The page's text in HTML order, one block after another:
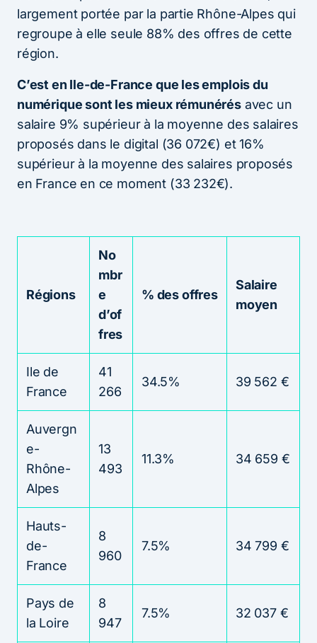
largement portée par la partie Rhône-Alpes qui
regroupe à elle seule 88% des offres de cette
région.
C’est en Ile-de-France que les emplois du
numérique sont les mieux rémunérésavec un
salaire 9% supérieur à la moyenne des salaires
proposés dans le digital (36 072€) et 16%
supérieur à la moyenne des salaires proposés
en France en ce moment (33 232€).
Régions
No
mbr
e
d’of
fres
% des offres
Salaire
moyen
Ile de
France
41
266
34.5% 39 562 €
Auvergn
e-
Rhône-
Alpes
13
493
11.3% 34 659 €
Hauts-
de-
France
8
960
7.5% 34 799 €
Pays de
la Loire
8
947
7.5% 32 037 €